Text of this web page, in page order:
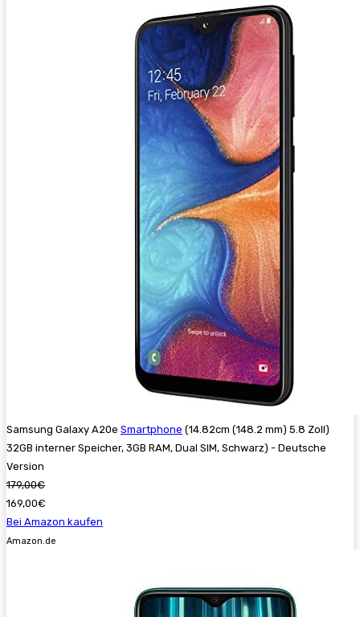
Samsung Galaxy A20e Smartphone (14.82cm (148.2 mm) 5.8 Zoll)
32GB interner Speicher, 3GB RAM, Dual SIM, Schwarz) - Deutsche
Version
179,00€
169,00€
Bei Amazon kaufen
Amazon.de